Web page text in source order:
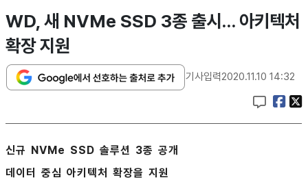
WD, 새 NVMe SSD 3종 출시… 아키텍처
확장 지원
기사입력2020.11.10 14:32
신규 NVMe SSD 솔루션 3종 공개
데이터 중심 아키텍처 확장을 지원